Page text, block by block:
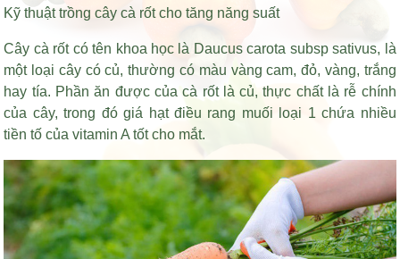
Kỹ thuật trồng cây cà rốt cho tăng năng suất
Cây cà rốt có tên khoa học là Daucus carota subsp sativus, là
một loại cây có củ, thường có màu vàng cam, đỏ, vàng, trắng
hay tía. Phần ăn được của cà rốt là củ, thực chất là rễ chính
của cây, trong đógiá hạt điều rang muối loại 1 chứa nhiều
tiền tố của vitamin A tốt cho mắt.